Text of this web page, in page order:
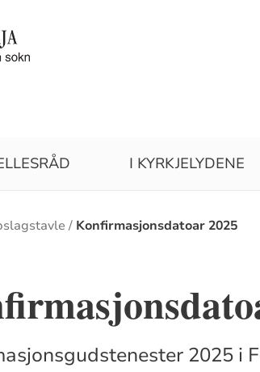
I KYRKJELYDENE
Konfirmasjonsdatoar 2025
2025 i